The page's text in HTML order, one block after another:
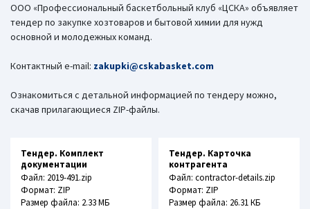
ООО «Профессиональный баскетбольный клуб «ЦСКА» объявляет
тендер по закупке хозтоваров и бытовой химии для нужд
основной и молодежных команд.
Контактный e-mail: zakupki@cskabasket.com
Ознакомиться с детальной информацией по тендеру можно,
скачав прилагающиеся ZIP-файлы.
Тендер. Комплект
документации
Файл: 2019-491.zip
Формат: ZIP
Размер файла: 2.33 МБ
Тендер. Карточка
контрагента
Файл: contractor-details.zip
Формат: ZIP
Размер файла: 26.31 КБ